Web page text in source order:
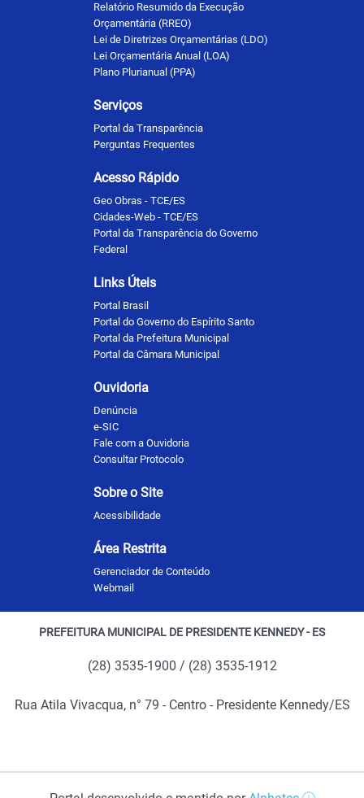
Relatório Resumido da Execução
Orçamentária (RREO)
Lei de Diretrizes Orçamentárias (LDO)
Lei Orçamentária Anual (LOA)
Plano Plurianual (PPA)
Serviços
Portal da Transparência
Perguntas Frequentes
Acesso Rápido
Geo Obras - TCE/ES
Cidades-Web - TCE/ES
Portal da Transparência do Governo
Federal
Links Úteis
Portal Brasil
Portal do Governo do Espírito Santo
Portal da Prefeitura Municipal
Portal da Câmara Municipal
Ouvidoria
Denúncia
e-SIC
Fale com a Ouvidoria
Consultar Protocolo
Sobre o Site
Acessibilidade
Área Restrita
Gerenciador de Conteúdo
Webmail
PREFEITURA MUNICIPAL DE PRESIDENTE KENNEDY - ES
(28) 3535-1900 / (28) 3535-1912
Rua Atila Vivacqua, n° 79 - Centro - Presidente Kennedy/ES